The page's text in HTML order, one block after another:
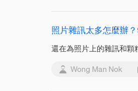
照片雜訊太多怎麼辦
還在為照片上的雜訊和顆
Wong Man Nok